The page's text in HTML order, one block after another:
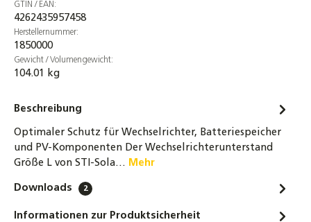
GTIN / EAN:
4262435957458
Herstellernummer:
1850000
Gewicht / Volumengewicht:
104.01 kg
Beschreibung
Optimaler Schutz für Wechselrichter, Batteriespeicher
und PV-Komponenten Der Wechselrichterunterstand
Größe L von STI-Sola… Mehr
Downloads 2
Informationen zur Produktsicherheit